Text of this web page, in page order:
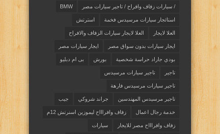
/ سيارات زفاف وافراح / تاجير سيارات مصر BMW
استائجار سيارات مرسيدس فخمة استرتش
العلا لايجار العلا لايجار سيارات الزفاف والافراح
ايجار سيارات بدون سواق مصر ايجار سيارات مصر
بودي جاراد حراسة شخصية بورش بى ام دبليو
تاجير تاجير سيارات مرسيدس
تاجير سيارات مرسيدس فارهة
تاجير مرسيدس المهندسين جراند شروكي جيب
خدمة رجال اعمال زفاف وافراااح ليموزين اسنرتش 12م
زفاف وافراااح مصر للايجار سيارات